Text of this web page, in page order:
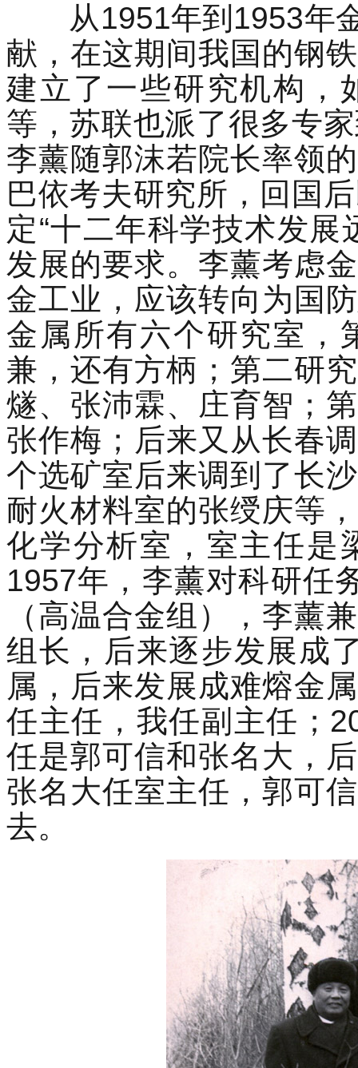
从1951年到1953年金
献，在这期间我国的钢
建立了一些研究机构，
等，苏联也派了很多专
李薰随郭沫若院长率领
巴依考夫研究所，回国
定“十二年科学技术发
发展的要求。李薰考虑
金工业，应该转向为国
金属所有六个研究室，
兼，还有方柄；第二研
燧、张沛霖、庄育智；
张作梅；后来又从长春
个选矿室后来调到了长
耐火材料室的张绶庆等
化学分析室，室主任是
1957年，李薰对科研任
（高温合金组），李薰
组长，后来逐步发展成
属，后来发展成难熔金
任主任，我任副主任；
任是郭可信和张名大，
张名大任室主任，郭可
去。